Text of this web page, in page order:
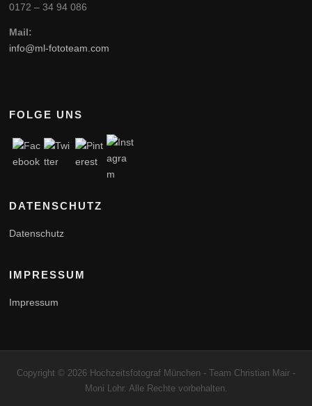
0172 – 34 94 086
Mail:
info@ml-fototeam.com
FOLGE UNS
DATENSCHUTZ
Datenschutz
IMPRESSUM
Impressum
Copyright © 2026 Hochzeitsfotograf München - Team Christian Mair -
Moni Lohr. Alle Rechte vorbehalten.